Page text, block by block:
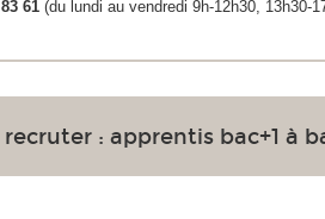
61 (du lundi au vendredi 9h-12h30, 13h30-
: apprentis bac+1 à